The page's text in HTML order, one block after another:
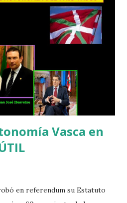
pública, lo mismo que
Hace ya casi dos años que el
por el Parlamento
a los 20 mejores candidatos
Consejo de Administración de
del control de los partidos
Hace poco, la Comisión Mixta de
...
Vasca en
en referendum su Estatuto